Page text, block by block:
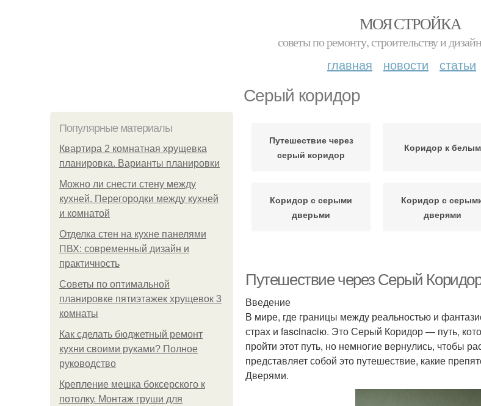
МОЯ СТРОЙКА
советы по ремонту, строительству и
главная новости статьи
Серый коридор
Популярные материалы
Квартира 2 комнатная хрущевка
планировка. Варианты планировки
Можно ли снести стену между
кухней. Перегородки между кухней
и комнатой
Отделка стен на кухне панелями
ПВХ: современный дизайн и
практичность
Советы по оптимальной
планировке пятиэтажек хрущевок 3
комнаты
Как сделать бюджетный ремонт
кухни своими руками? Полное
руководство
Крепление мешка боксерского к
потолку. Монтаж груши для
Путешествие через
серый коридор
Коридор к белым
Коридор с серыми
дверьми
Коридор с
дверями
Путешествие через Серый
Введение
В мире, где границы между реальностью и
страх и fascinaciю. Это Серый Коридор — путь,
пройти этот путь, но немногие вернулись, чтобы
представляет собой это путешествие, какие
Дверями.